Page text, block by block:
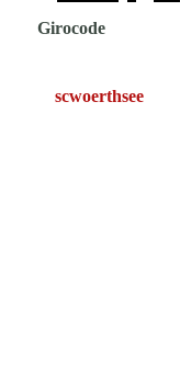
Girocode
scwoerthsee